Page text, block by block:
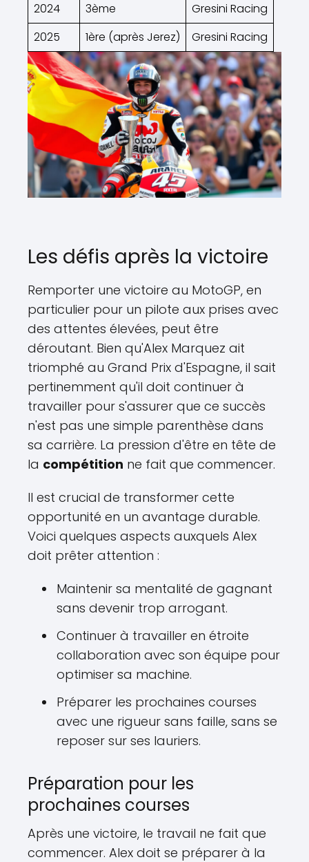
2024
3ème
Gresini Racing
2025
1ère (après Jerez) Gresini Racing
Les défis après la victoire
Remporter une victoire au MotoGP, en
particulier pour un pilote aux prises avec
des attentes élevées, peut être
déroutant. Bien qu'Alex Marquez ait
triomphé au Grand Prix d'Espagne, il sait
pertinemment qu'il doit continuer à
travailler pour s'assurer que ce succès
n'est pas une simple parenthèse dans
sa carrière. La pression d'être en tête de
la compétition ne fait que commencer.
Il est crucial de transformer cette
opportunité en un avantage durable.
Voici quelques aspects auxquels Alex
doit prêter attention :
Maintenir sa mentalité de gagnant
sans devenir trop arrogant.
Continuer à travailler en étroite
collaboration avec son équipe pour
optimiser sa machine.
Préparer les prochaines courses
avec une rigueur sans faille, sans se
reposer sur ses lauriers.
Préparation pour les
prochaines courses
Après une victoire, le travail ne fait que
commencer. Alex doit se préparer à la